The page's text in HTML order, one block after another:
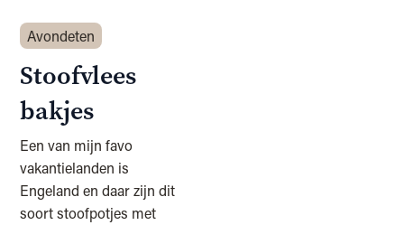
Avondeten
Stoofvlees
bakjes
Een van mijn favo
vakantielanden is
Engeland en daar zijn dit
soort stoofpotjes met